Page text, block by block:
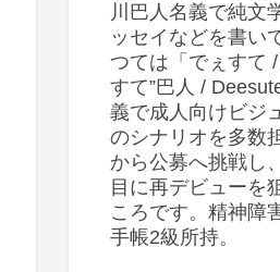
川巴人名義で純文
ッセイなどを書い
つては「でぇすて /
すて”巴人 /
義で成人向けビジ
のシナリオを多数
から公募へ挑戦し
目に再デビューを
ころです。精神障
手帳2級所持。